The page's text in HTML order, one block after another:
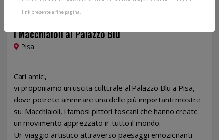
I Macchiaioli al Palazzo Blu
Pisa
Cari amici,
vi proponiamo un'uscita culturale al Palazzo Blu a Pisa,
dove potrete ammirare una delle più importanti mostre
sui Macchiaioli, i famosi pittori toscani che hanno creato
un movimento apprezzato in tutto il mondo.
Un viaggio artistico attraverso paesaggi emozionanti
link presente a fine pagina.